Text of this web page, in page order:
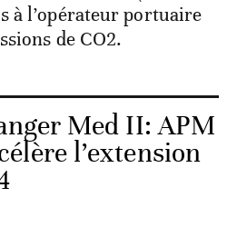
à l’opérateur portuaire
de CO2.
Med II: APM
l’extension